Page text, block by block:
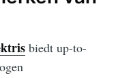
biedt up-to-